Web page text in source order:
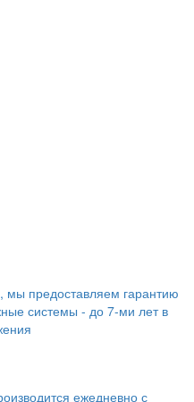
мы предоставляем гарантию
системы - до 7-ми лет в
ежедневно с